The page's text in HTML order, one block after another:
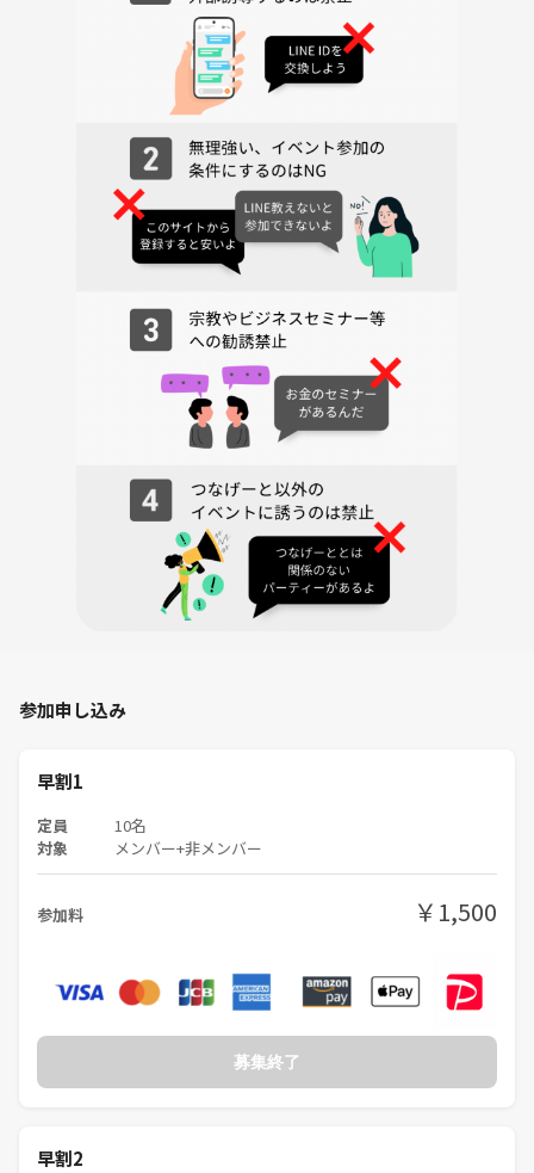
・宗教・勧誘・営業目的の参加はご遠慮ください🙅‍♀️
・みんなが気持ちよく過ごせる場づくりにご協力ください🤝✨
・つなげーと初心者の方を優先して募集します✨
・安心して参加できる会にするため、主催の判断でご参加をお断りさせ
ていただく場合があります🙇‍♀️
・他のサークルを運営しているクリエイターの方はご参加をご遠慮くだ
参加申し込み
早割1
定員 10名
対象 メンバー+非メンバー
参加料 ￥1,500
募集終了
早割2